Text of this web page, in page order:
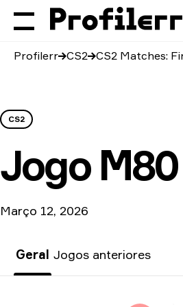
Profilerr CS2 CS2 Matches:
CS2
Jogo
Março 12, 2026
Geral Jogos anteriores